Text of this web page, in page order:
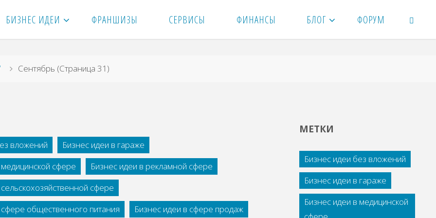
БИЗНЕС ИДЕИ ФРАНШИЗЫ СЕРВИСЫ ФИНАНСЫ БЛОГ ФОРУМ
Сентябрь (Страница 31)
вложений
Бизнес идеи в гараже
сфере
Бизнес идеи в рекламной сфере
сфере
общественного питания
Бизнес идеи в сфере продаж
МЕТКИ
Бизнес идеи без вложений
Бизнес идеи в гараже
Бизнес идеи в медицинской